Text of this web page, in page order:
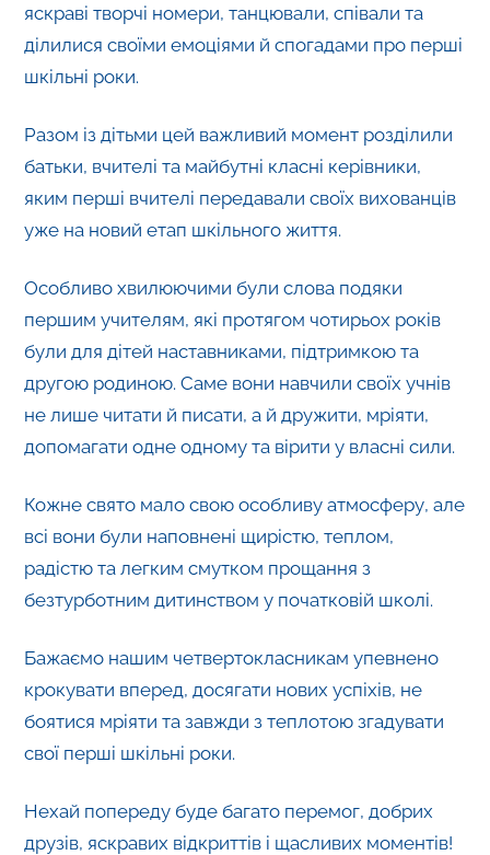
яскраві творчі номери, танцювали, співали та
ділилися своїми емоціями й спогадами про перші
шкільні роки.
Разом із дітьми цей важливий момент розділили
батьки, вчителі та майбутні класні керівники,
яким перші вчителі передавали своїх вихованців
уже на новий етап шкільного життя.
Особливо хвилюючими були слова подяки
першим учителям, які протягом чотирьох років
були для дітей наставниками, підтримкою та
другою родиною. Саме вони навчили своїх учнів
не лише читати й писати, а й дружити, мріяти,
допомагати одне одному та вірити у власні сили.
Кожне свято мало свою особливу атмосферу, але
всі вони були наповнені щирістю, теплом,
радістю та легким смутком прощання з
безтурботним дитинством у початковій школі.
Бажаємо нашим четвертокласникам упевнено
крокувати вперед, досягати нових успіхів, не
боятися мріяти та завжди з теплотою згадувати
свої перші шкільні роки.
Нехай попереду буде багато перемог, добрих
друзів, яскравих відкриттів і щасливих моментів!